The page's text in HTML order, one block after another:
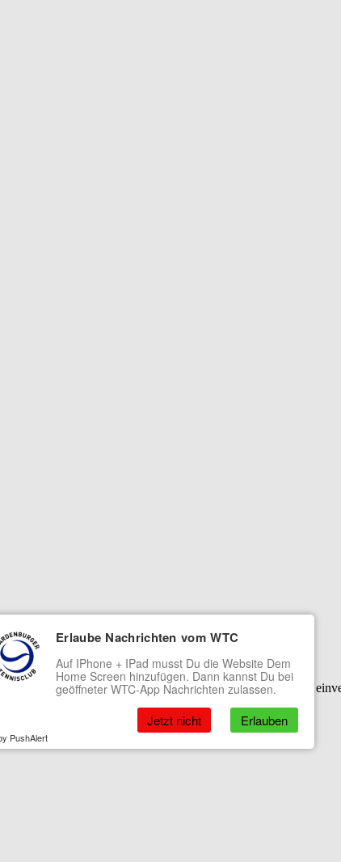
Mit der Nutzung unserer Dienste erklärst Du Dich damit
Erlaube Nachrichten vom WTC
Auf IPhone + IPad musst Du die Website Dem
Home Screen hinzufügen. Dann kannst Du bei
geöffneter WTC-App Nachrichten zulassen.
Jetzt nicht Erlauben
PushAlert